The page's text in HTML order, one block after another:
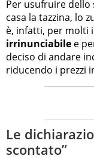
Per usufruire
casa la tazzina, lo
è, infatti, per molti
irrinunciabile e
deciso di andare
riducendo i prezzi
Le
scontato”